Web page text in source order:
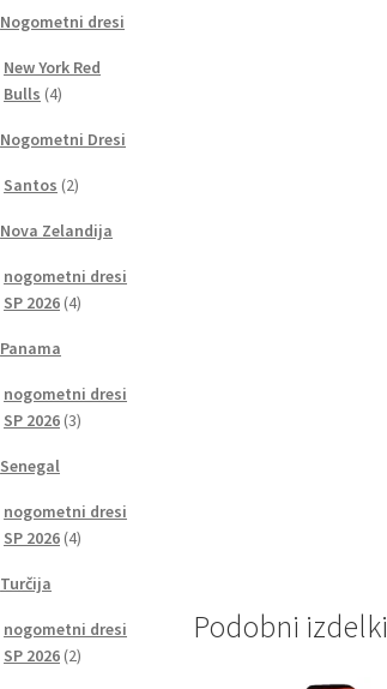
Podobni izdelki
Nogometni dresi
New York Red
Bulls 44
Nogometni Dresi
Santos 22
Nova Zelandija
nogometni dresi
SP 2026 44
Panama
nogometni dresi
SP 2026 33
Senegal
nogometni dresi
SP 2026 44
Turčija
nogometni dresi
SP 2026 22